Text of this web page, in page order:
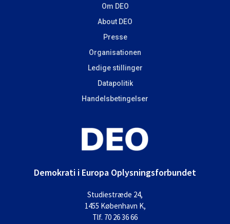
Om DEO
About DEO
Presse
Organisationen
Ledige stillinger
Datapolitik
Handelsbetingelser
Demokrati i Europa Oplysningsforbundet
Studiestræde 24,
1455 København K,
Tlf. 70 26 36 66